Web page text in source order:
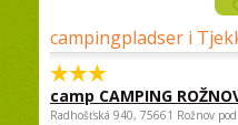
campingpladser i
camp CAMPING
Radhošťská 940, 75661 Rožnov pod